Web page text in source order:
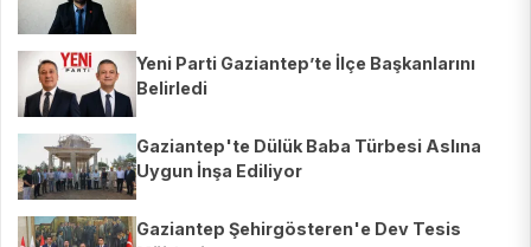
Yeni Parti Gaziantep’te İlçe Başkanlarını
Belirledi
Gaziantep'te Dülük Baba Türbesi Aslına
Uygun İnşa Ediliyor
Gaziantep Şehirgösteren'e Dev Tesis